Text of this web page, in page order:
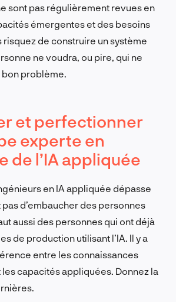
sont pas régulièrement revues en
émergentes et des besoins
risquez de construire un système
ne voudra, ou pire, qui ne
problème.
et perfectionner
experte en
de l’IA appliquée
en IA appliquée dépasse
pas d’embaucher des personnes
aussi des personnes qui ont déjà
de production utilisant l’IA. Il y a
entre les connaissances
capacités appliquées. Donnez la